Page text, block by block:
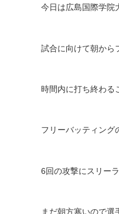
今日は広島国際学院
試合に向けて朝から
時間内に打ち終わる
フリーバッティング
6回の攻撃にスリー
まだ朝方寒いので